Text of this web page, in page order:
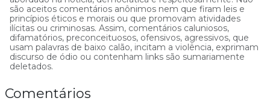
são aceitos comentários anônimos nem que firam leis e
princípios éticos e morais ou que promovam atividades
ilícitas ou criminosas. Assim, comentários caluniosos,
difamatórios, preconceituosos, ofensivos, agressivos, que
usam palavras de baixo calão, incitam a violência, exprimam
discurso de ódio ou contenham links são sumariamente
deletados.
Comentários